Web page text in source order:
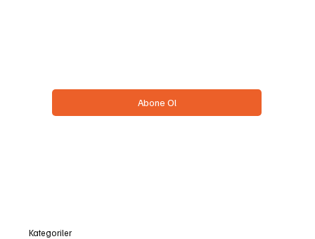
Abone Ol
Kategoriler